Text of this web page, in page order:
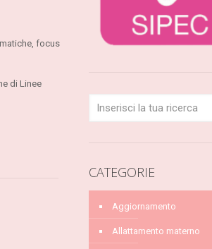
focus
di Linee
CATEGORIE
Aggiornamento
Allattamento materno